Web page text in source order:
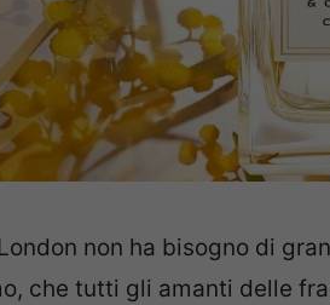
non ha bisogno di
che tutti gli amanti delle